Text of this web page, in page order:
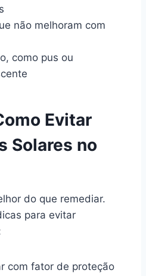
não melhoram com
como pus ou
Evitar
Solares no
do que remediar.
para evitar
com fator de proteção